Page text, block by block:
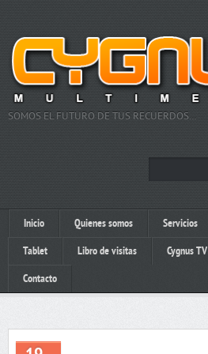
SOMOS EL FUTURO DE TUS RECUERDOS…
Inicio Quienes somos Servicios
Tablet Libro de visitas Cygnus TV
Contacto